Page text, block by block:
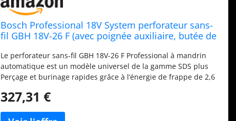
Bosch Professional 18V System perforateur sans-
fil GBH 18V-26 F (avec poignée auxiliaire, butée de
SDS plus, L-BOXX)
Le perforateur sans-fil GBH 18V-26 F Professional à mandrin
automatique est un modèle universel de la gamme SDS plus
Perçage et burinage rapides grâce à l’énergie de frappe de 2,6
Control : arrêt automatique de l’outil en cas de danger
327,31 €